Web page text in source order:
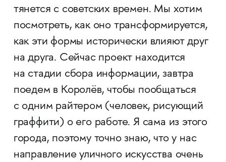
тянется с советских времен. Мы хотим
посмотреть, как оно трансформируется,
как эти формы исторически влияют друг
на друга. Сейчас проект находится
на стадии сбора информации, завтра
поедем в Королёв, чтобы пообщаться
с одним райтером (человек, рисующий
граффити) о его работе. Я сама из этого
города, поэтому точно знаю, что у нас
направление уличного искусства очень